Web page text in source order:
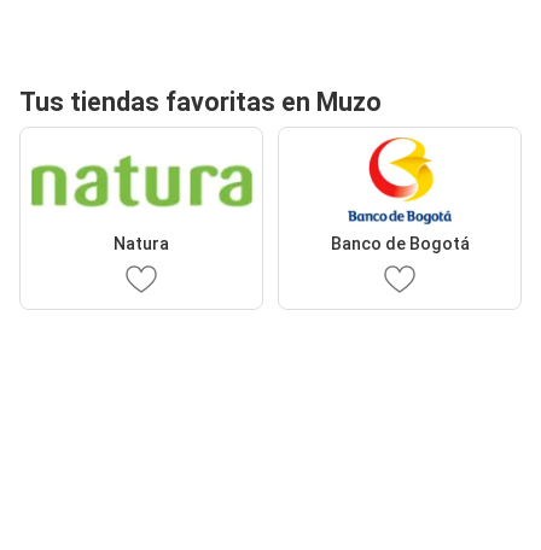
Tus tiendas favoritas en Muzo
Natura Banco de Bogotá